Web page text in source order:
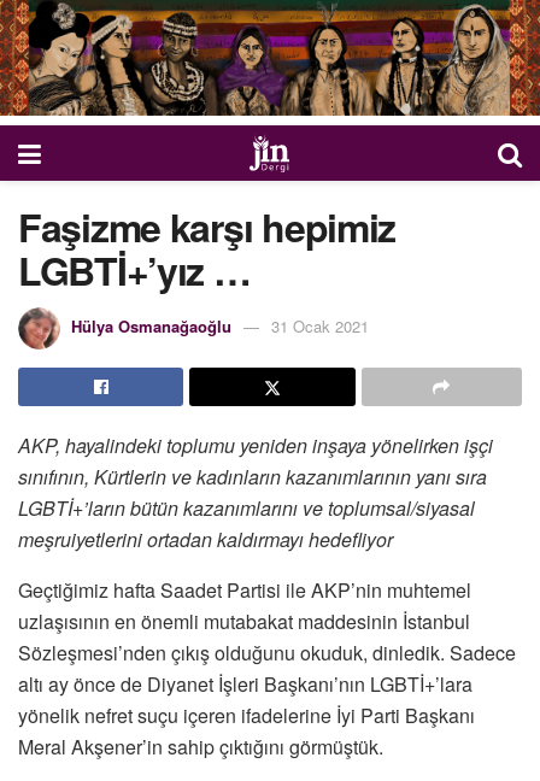
Faşizme karşı hepimiz
LGBTİ+’yız …
Hülya Osmanağaoğlu 31 Ocak 2021
AKP, hayalindeki toplumu yeniden inşaya yönelirken işçi
sınıfının, Kürtlerin ve kadınların kazanımlarının yanı sıra
LGBTİ+’ların bütün kazanımlarını ve toplumsal/siyasal
meşruiyetlerini ortadan kaldırmayı hedefliyor
Geçtiğimiz hafta Saadet Partisi ile AKP’nin muhtemel
uzlaşısının en önemli mutabakat maddesinin İstanbul
Sözleşmesi’nden çıkış olduğunu okuduk, dinledik. Sadece
altı ay önce de Diyanet İşleri Başkanı’nın LGBTİ+’lara
yönelik nefret suçu içeren ifadelerine İyi Parti Başkanı
Meral Akşener’in sahip çıktığını görmüştük.